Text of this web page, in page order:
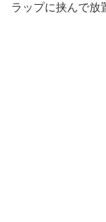
ラップに挟んで放